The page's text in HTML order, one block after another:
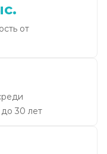
от
до 30 лет